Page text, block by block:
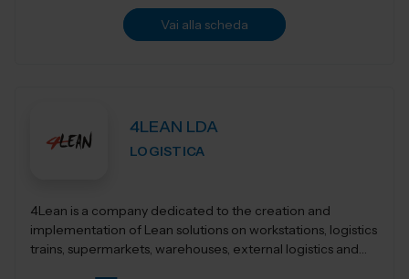
Vai alla scheda
4LEAN LDA
LOGISTICA
4Lean is a company dedicated to the creation and
implementation of Lean solutions on workstations, logistics
trains, supermarkets, warehouses, external logistics and